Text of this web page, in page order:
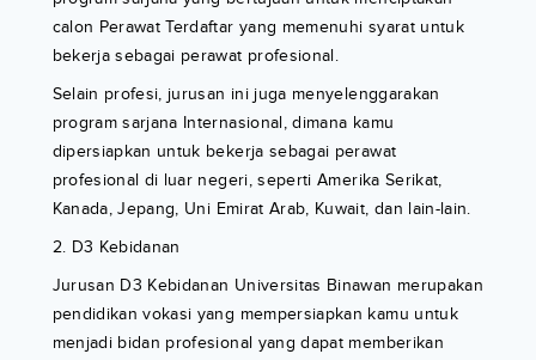
calon Perawat Terdaftar yang memenuhi syarat untuk
bekerja sebagai perawat profesional.
Selain profesi, jurusan ini juga menyelenggarakan
program sarjana Internasional, dimana kamu
dipersiapkan untuk bekerja sebagai perawat
profesional di luar negeri, seperti Amerika Serikat,
Kanada, Jepang, Uni Emirat Arab, Kuwait, dan lain-lain.
2. D3 Kebidanan
Jurusan D3 Kebidanan Universitas Binawan merupakan
pendidikan vokasi yang mempersiapkan kamu untuk
menjadi bidan profesional yang dapat memberikan